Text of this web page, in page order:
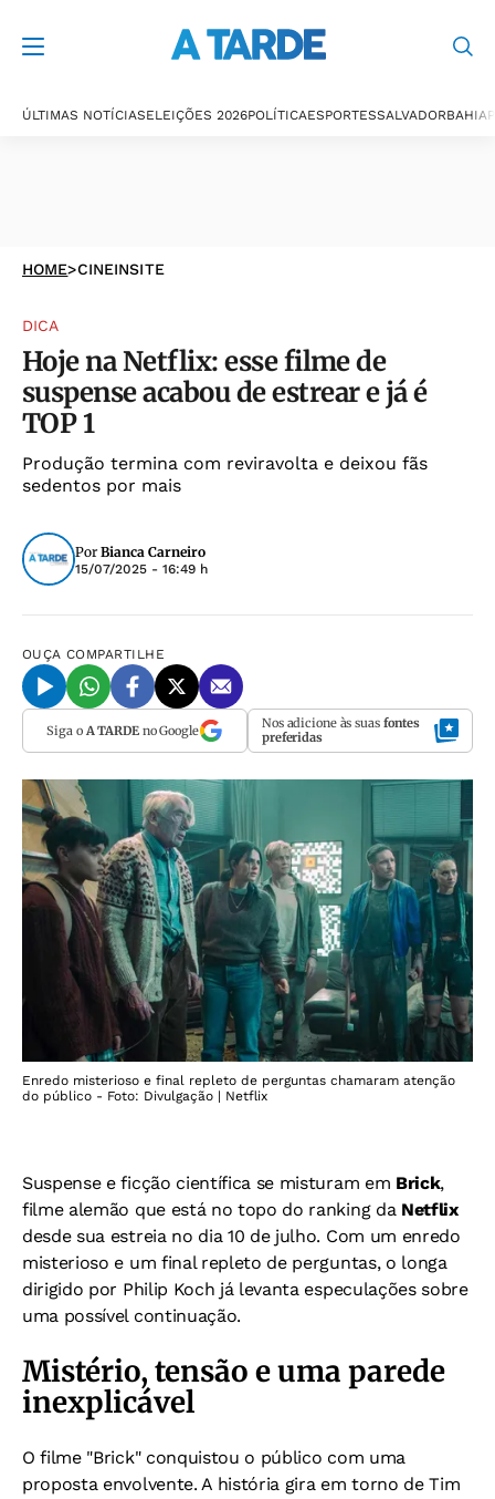
ÚLTIMAS NOTÍCIASELEIÇÕES 2026POLÍTICAESPORTESSALVADORBAHIA
HOME>CINEINSITE
DICA
Hoje na Netflix: esse filme de
suspense acabou de estrear e já é
TOP 1
Produção termina com reviravolta e deixou fãs
sedentos por mais
Por Bianca Carneiro
15/07/2025 - 16:49 h
OUÇA COMPARTILHE
Siga o A TARDEno Google Nos adicione às suas fontes
preferidas
Enredo misterioso e final repleto de perguntas chamaram atenção
do público - Foto: Divulgação | Netflix
Suspense e ficção científica se misturam em Brick,
filme alemão que está no topo do ranking da Netflix
desde sua estreia no dia 10 de julho. Com um enredo
misterioso e um final repleto de perguntas, o longa
dirigido por Philip Koch já levanta especulações sobre
uma possível continuação.
Mistério, tensão e uma parede
inexplicável
O filme "Brick" conquistou o público com uma
proposta envolvente. A história gira em torno de Tim